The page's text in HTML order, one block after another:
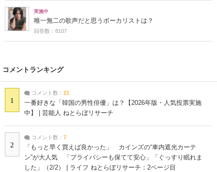
実施中
唯一無二の歌声だと思うボーカリストは？
回答数：8107
コメントランキング
1
コメント数： 21
一番好きな「韓国の男性俳優」は？【2026年版・人気投票実施
中】 | 芸能人 ねとらぼリサーチ
2
コメント数： 7
「もっと早く買えば良かった」 カインズの“車内遮光カーテ
ン”が大人気 「プライバシーも保てて安心」「ぐっすり眠れま
した」（2/2） | ライフ ねとらぼリサーチ：2ページ目